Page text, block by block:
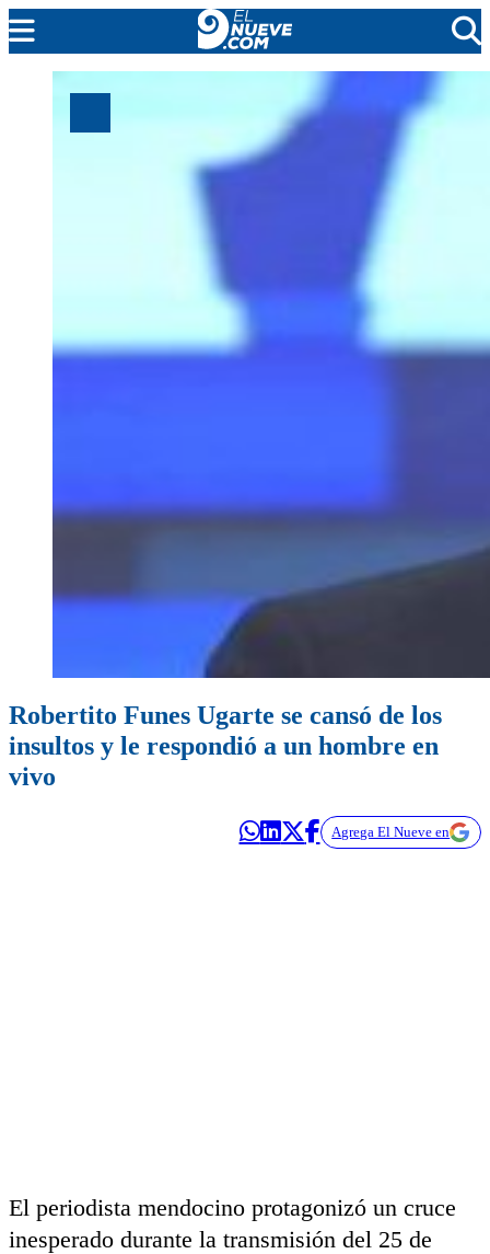
CADA DÍA
Robertito Funes Ugarte se cansó de los
insultos y le respondió a un hombre en
vivo
Agrega El Nueve en
El periodista mendocino protagonizó un cruce
inesperado durante la transmisión del 25 de